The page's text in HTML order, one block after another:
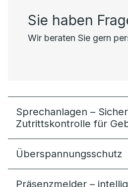
Sie haben
Wir beraten Sie gern
Sprechanlagen –
Zutrittskontrolle für
Überspannungsschutz
Präsenzmelder –